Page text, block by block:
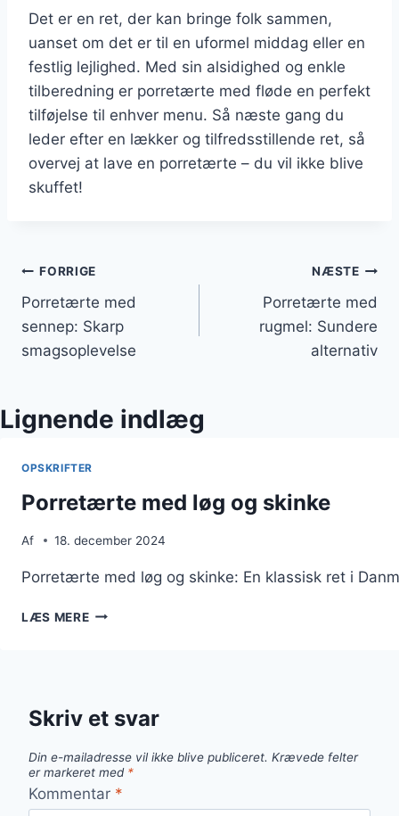
Det er en ret, der kan bringe folk sammen,
uanset om det er til en uformel middag eller en
festlig lejlighed. Med sin alsidighed og enkle
tilberedning er porretærte med fløde en perfekt
tilføjelse til enhver menu. Så næste gang du
leder efter en lækker og tilfredsstillende ret, så
overvej at lave en porretærte – du vil ikke blive
skuffet!
Indlægsnavigation
FORRIGE
Porretærte med
sennep: Skarp
smagsoplevelse
NÆSTE
Porretærte med
rugmel: Sundere
alternativ
Lignende indlæg
OPSKRIFTER
Porretærte med løg og skinke
Af 18. december 2024
Porretærte med løg og skinke: En klassisk ret i
LÆS MEREPORRETÆRTE
Skriv et svar
Din e-mailadresse vil ikke blive publiceret. Krævede felter
er markeret med *
Kommentar *